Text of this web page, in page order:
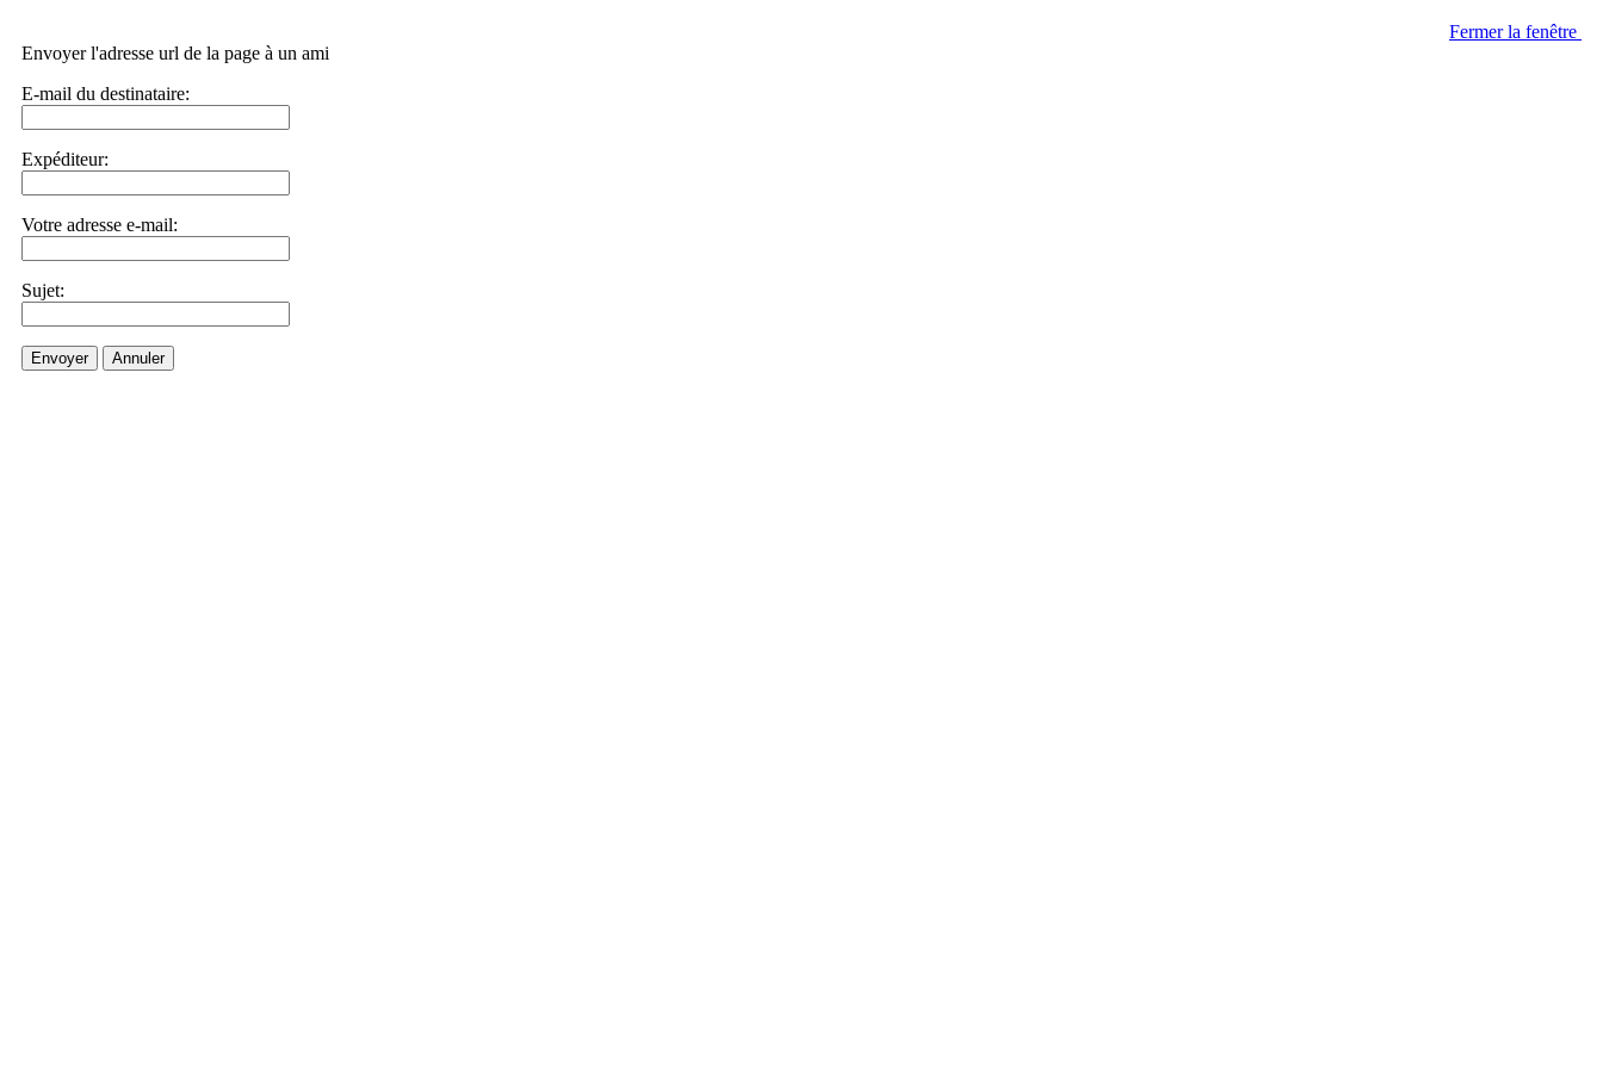
Fermer la fenêtre
Envoyer l'adresse url de la page à un ami
E-mail du destinataire:
Expéditeur:
Votre adresse e-mail:
Sujet:
Envoyer Annuler